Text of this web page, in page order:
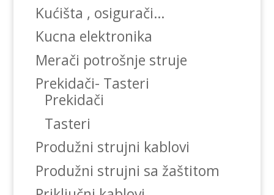
Kućišta , osigurači…
Kucna elektronika
Merači potrošnje struje
Prekidači- Tasteri
Prekidači
Tasteri
Produžni strujni kablovi
Produžni strujni sa žaštitom